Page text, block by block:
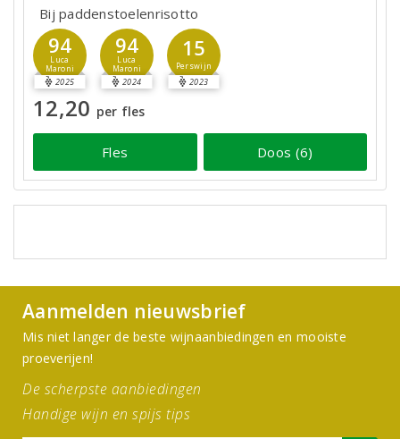
Bij paddenstoelenrisotto
94
Luca
Maroni
2025
94
Luca
Maroni
2024
15
Perswijn
2023
12,20 per fles
Fles Doos (6)
Aanmelden nieuwsbrief
Mis niet langer de beste wijnaanbiedingen en mooiste
proeverijen!
De scherpste aanbiedingen
Handige wijn en spijs tips